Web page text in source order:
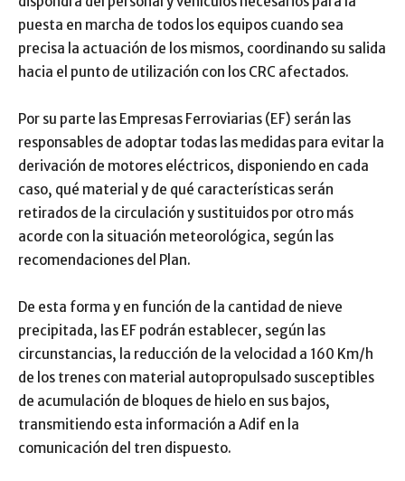
puesta en marcha de todos los equipos cuando sea
precisa la actuación de los mismos, coordinando su salida
hacia el punto de utilización con los CRC afectados.
Por su parte las Empresas Ferroviarias (EF) serán las
responsables de adoptar todas las medidas para evitar la
derivación de motores eléctricos, disponiendo en cada
caso, qué material y de qué características serán
retirados de la circulación y sustituidos por otro más
acorde con la situación meteorológica, según las
recomendaciones del Plan.
De esta forma y en función de la cantidad de nieve
precipitada, las EF podrán establecer, según las
circunstancias, la reducción de la velocidad a 160 Km/h
de los trenes con material autopropulsado susceptibles
de acumulación de bloques de hielo en sus bajos,
transmitiendo esta información a Adif en la
comunicación del tren dispuesto.